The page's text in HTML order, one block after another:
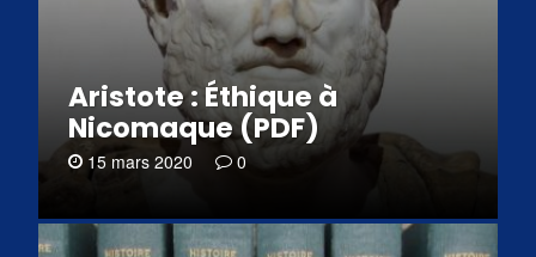
Aristote : Éthique à
Nicomaque (PDF)
15 mars 2020 0